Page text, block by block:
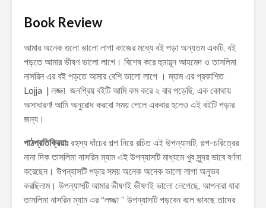
Book Review
আমার অনেক গুলো ভালো লাগা কাজের মধ্যে বই পড়া অন্যতম একটি, বই
পড়তে আমার ভীষণ ভালো লাগে। বিশেষ করে হুমায়ূন আহমেদ ও তাসলিমা
নাসরিন এর বই পড়তে আমার বেশি ভালো লাগে । ম্যাম এর প্রকাশিত
Lojja | লজ্জা জনপ্রিয় বইটি আমি কম করে ২ বার পড়েছি, এক কোথায়
অসাধারণ! আমি অনুরোধ করবো সময় পেলে একবার হলেও এই বইটি পড়ার
জন্য।
পাঠপ্রতিক্রিয়াঃরহস্য ধাঁচের গল্প নিয়ে রচিত এই উপন্যাসটি, গল্প-চরিত্রের
নানা দিক তাসলিমা নাসরিন ম্যাম এই উপন্যাসটি মাধ্যমে খুব সুন্দর ভাবে বর্ণনা
করেছেন। উপন্যাসটি পড়ার সময় অনেক অনেক ভালো লাগা অনুভব
করছিলাম। উপন্যাসটি আমার ভীষণই ভীষণই ভালো লেগেছে, আপনারা যারা
তাসলিমা নাসরিন ম্যাম এর “লজ্জা ” উপন্যাসটি পড়বেন বলে ভাবছে তাদের